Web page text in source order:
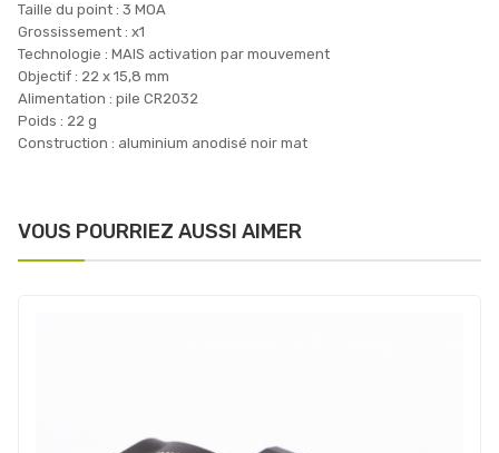
Taille du point : 3 MOA
Grossissement : x1
Technologie : MAIS activation par mouvement
Objectif : 22 x 15,8 mm
Alimentation : pile CR2032
Poids : 22 g
Construction : aluminium anodisé noir mat
VOUS POURRIEZ AUSSI AIMER